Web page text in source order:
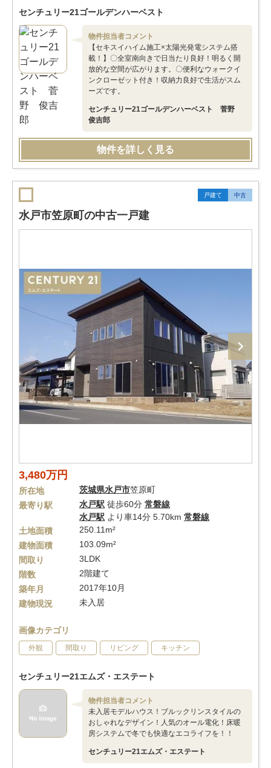
センチュリー21ゴールデンハーベスト
物件担当者コメント
【セキスイハイム施工×太陽光発電システム搭
載！】〇全室南向きで日当たり良好！明るく開
放的な空間が広がります。〇便利なウォークイ
ンクローゼット付き！収納力良好で生活がスム
ーズです。
センチュリー21ゴールデンハーベスト 菅野
俊吉郎
物件を詳しく見る
戸建て 中古
水戸市笠原町の中古一戸建
3,480万円
所在地 茨城県水戸市笠原町
最寄り駅
水戸駅 徒歩60分 常磐線
水戸駅 より車14分 5.70km 常磐線
土地面積
250.11m²
建物面積
103.09m²
間取り
3LDK
階数
2階建て
築年月
2017年10月
建物現況
未入居
画像カテゴリ
外観 間取り リビング キッチン
センチュリー21エムズ・エステート
物件担当者コメント
未入居モデルハウス！ブルックリンスタイルの
おしゃれなデザイン！人気のオール電化！床暖
房システムで冬でも快適なエコライフを！！
センチュリー21エムズ・エステート